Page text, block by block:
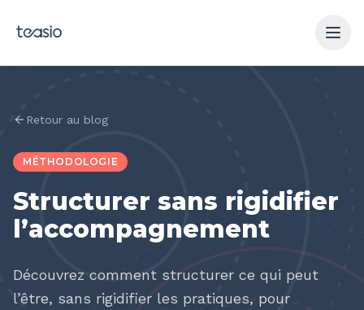
Retour au blog
MÉTHODOLOGIE
Structurer sans rigidifier
l’accompagnement
Découvrez comment structurer ce qui peut
l’être, sans rigidifier les pratiques, pour